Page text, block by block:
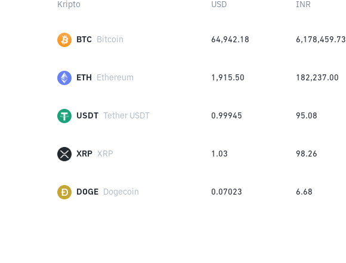
Kripto USD INR
BTC Bitcoin 64,942.18 6,178,459.73
ETH Ethereum 1,915.50 182,237.00
USDT Tether USDT 0.99945 95.08
XRP XRP 1.03 98.26
DOGE Dogecoin 0.07023 6.68